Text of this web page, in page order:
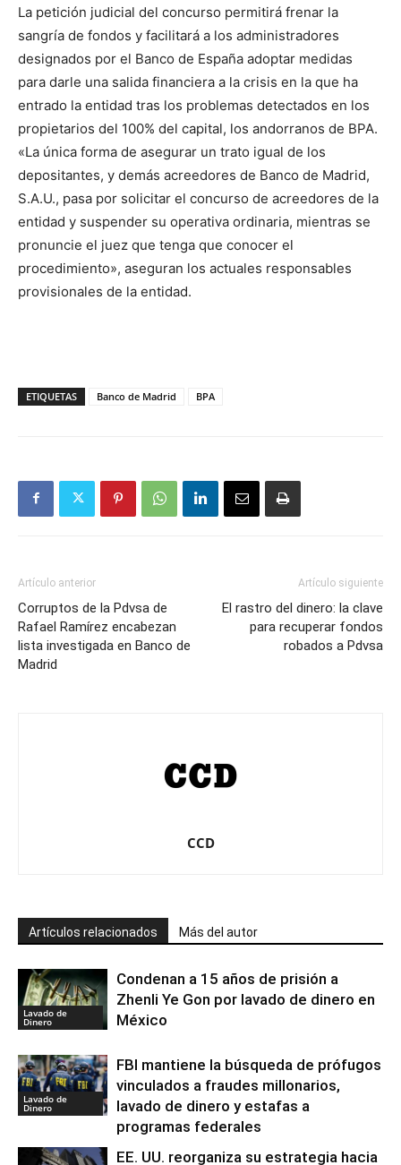
La petición judicial del concurso permitirá frenar la
sangría de fondos y facilitará a los administradores
designados por el Banco de España adoptar medidas
para darle una salida financiera a la crisis en la que ha
entrado la entidad tras los problemas detectados en los
propietarios del 100% del capital, los andorranos de BPA.
«La única forma de asegurar un trato igual de los
depositantes, y demás acreedores de Banco de Madrid,
S.A.U., pasa por solicitar el concurso de acreedores de la
entidad y suspender su operativa ordinaria, mientras se
pronuncie el juez que tenga que conocer el
procedimiento», aseguran los actuales responsables
provisionales de la entidad.
ETIQUETAS Banco de Madrid BPA
Artículo anterior
Corruptos de la Pdvsa de
Rafael Ramírez encabezan
lista investigada en Banco de
Madrid
Artículo siguiente
El rastro del dinero: la clave
para recuperar fondos
robados a Pdvsa
CCD
Artículos relacionados Más del autor
Lavado de
Dinero
Condenan a 15 años de prisión a
Zhenli Ye Gon por lavado de dinero en
México
Lavado de
Dinero
FBI mantiene la búsqueda de prófugos
vinculados a fraudes millonarios,
lavado de dinero y estafas a
programas federales
EE. UU. reorganiza su estrategia hacia